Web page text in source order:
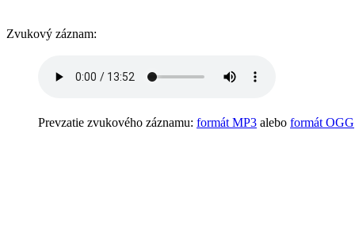
Zvukový záznam:
Prevzatie zvukového záznamu: formát MP3 alebo formát OGG